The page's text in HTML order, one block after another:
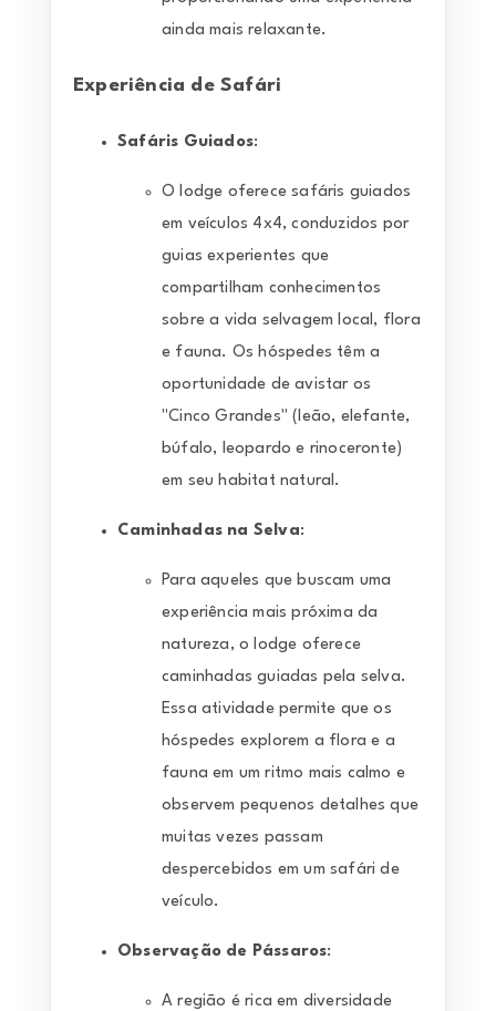
ainda mais relaxante.
Experiência de Safári
Safáris Guiados:
O lodge oferece safáris guiados
em veículos 4x4, conduzidos por
guias experientes que
compartilham conhecimentos
sobre a vida selvagem local, flora
e fauna. Os hóspedes têm a
oportunidade de avistar os
"Cinco Grandes" (leão, elefante,
búfalo, leopardo e rinoceronte)
em seu habitat natural.
Caminhadas na Selva:
Para aqueles que buscam uma
experiência mais próxima da
natureza, o lodge oferece
caminhadas guiadas pela selva.
Essa atividade permite que os
hóspedes explorem a flora e a
fauna em um ritmo mais calmo e
observem pequenos detalhes que
muitas vezes passam
despercebidos em um safári de
veículo.
Observação de Pássaros:
A região é rica em diversidade